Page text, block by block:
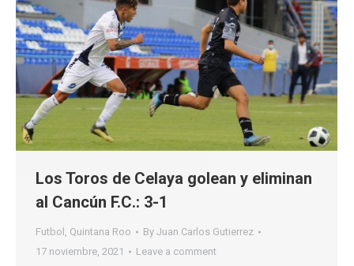
Los Toros de Celaya golean y eliminan
al Cancún F.C.: 3-1
Futbol , Quintana Roo By Juan Carlos Gutierrez
17 noviembre, 2021
Leave a comment